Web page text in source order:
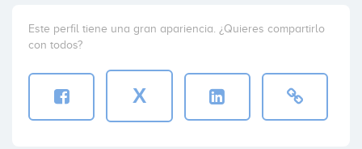
Este perfil tiene una gran apariencia. ¿Quieres compartirlo
con todos?
X